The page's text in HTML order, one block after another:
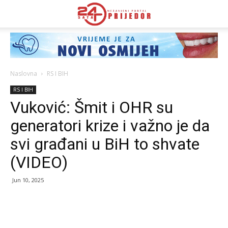
Naslovna RS I BIH
RS I BIH
Vuković: Šmit i OHR su
generatori krize i važno je da
svi građani u BiH to shvate
(VIDEO)
Jun 10, 2025